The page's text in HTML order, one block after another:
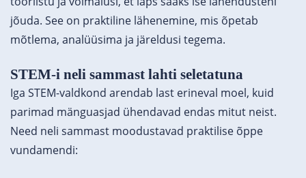
jõuda. See on praktiline lähenemine, mis õpetab
mõtlema, analüüsima ja järeldusi tegema.
STEM-i neli sammast lahti seletatuna
Iga STEM-valdkond arendab last erineval moel, kuid
parimad mänguasjad ühendavad endas mitut neist.
Need neli sammast moodustavad praktilise õppe
vundamendi: